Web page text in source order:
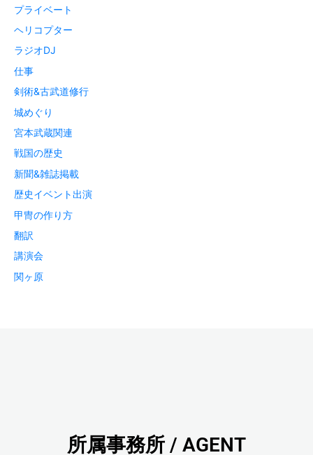
プライベート
ヘリコプター
ラジオDJ
仕事
剣術&古武道修行
城めぐり
宮本武蔵関連
戦国の歴史
新聞&雑誌掲載
歴史イベント出演
甲冑の作り方
翻訳
講演会
関ヶ原
所属事務所 / AGENT